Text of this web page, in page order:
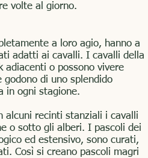
volte al giorno.
a loro agio, hanno a
adatti ai cavalli. I cavalli della
adiacenti o possono vivere
di uno splendido
in ogni stagione.
alcuni recinti stanziali i cavalli
o sotto gli alberi. I pascoli dei
ed estensivo, sono curati,
Così si creano pascoli magri